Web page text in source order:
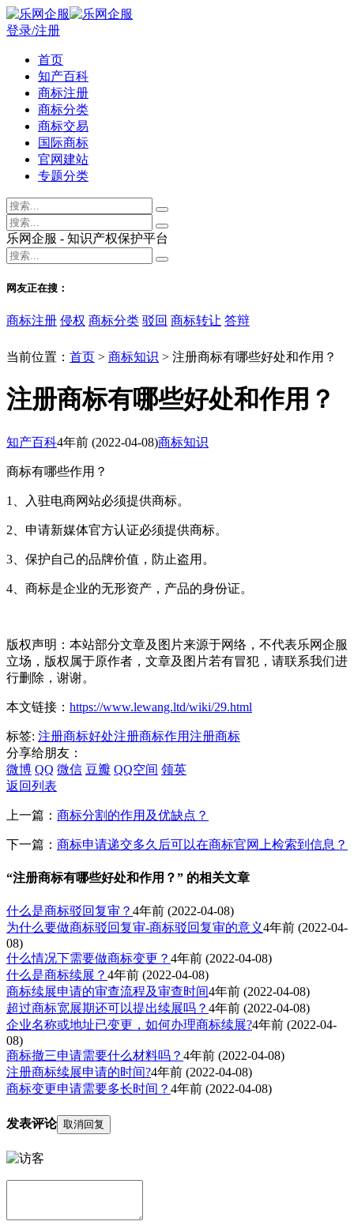
登录/注册
首页
知产百科
商标注册
商标分类
商标交易
国际商标
官网建站
专题分类
乐网企服 - 知识产权保护平台
网友正在搜：
商标注册 侵权 商标分类 驳回 商标转让 答辩
当前位置： 首页 > 商标知识 > 注册商标有哪些好处和作用？
注册商标有哪些好处和作用？
知产百科4年前 (2022-04-08)商标知识
商标有哪些作用？
1、入驻电商网站必须提供商标。
2、申请新媒体官方认证必须提供商标。
3、保护自己的品牌价值，防止盗用。
4、商标是企业的无形资产，产品的身份证。
版权声明：本站部分文章及图片来源于网络，不代表乐网企服
立场，版权属于原作者，文章及图片若有冒犯，请联系我们进
行删除，谢谢。
本文链接： https://www.lewang.ltd/wiki/29.html
标签: 注册商标好处注册商标作用注册商标
分享给朋友：
微博 QQ 微信 豆瓣 QQ空间 领英
返回列表
上一篇： 商标分割的作用及优缺点？
下一篇： 商标申请递交多久后可以在商标官网上检索到信息？
“注册商标有哪些好处和作用？” 的相关文章
什么是商标驳回复审？ 4年前 (2022-04-08)
为什么要做商标驳回复审-商标驳回复审的意义4年前 (2022-04-
08)
什么情况下需要做商标变更？ 4年前 (2022-04-08)
什么是商标续展？ 4年前 (2022-04-08)
商标续展申请的审查流程及审查时间4年前 (2022-04-08)
超过商标宽展期还可以提出续展吗？ 4年前 (2022-04-08)
企业名称或地址已变更，如何办理商标续展?4年前 (2022-04-
08)
商标撤三申请需要什么材料吗？ 4年前 (2022-04-08)
注册商标续展申请的时间?4年前 (2022-04-08)
商标变更申请需要多长时间？ 4年前 (2022-04-08)
发表评论 取消回复